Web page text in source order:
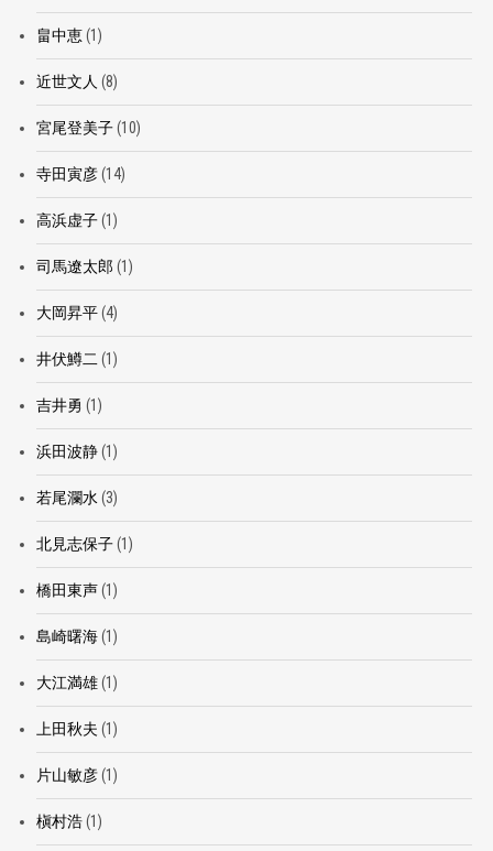
畠中恵(1)
近世文人 (8)
宮尾登美子(10)
寺田寅彦(14)
高浜虚子(1)
司馬遼太郎 (1)
大岡昇平(4)
井伏鱒二 (1)
吉井勇 (1)
浜田波静(1)
若尾瀾水 (3)
北見志保子(1)
橋田東声(1)
島崎曙海(1)
大江満雄(1)
上田秋夫 (1)
片山敏彦(1)
槇村浩(1)